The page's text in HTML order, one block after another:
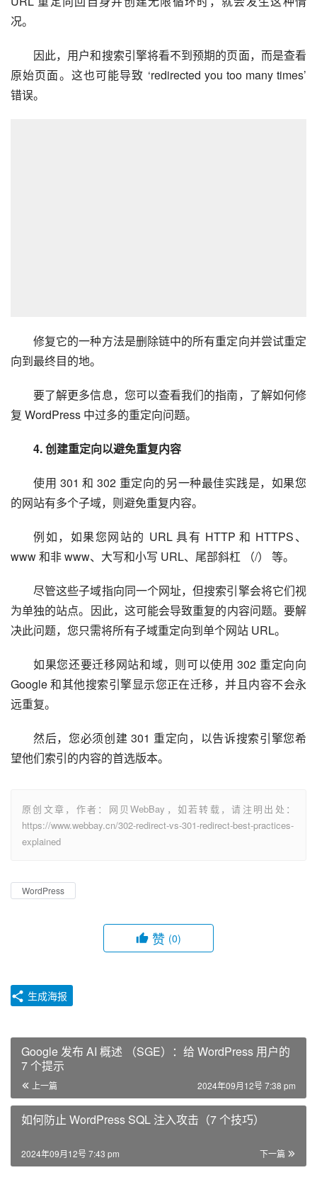
况。
因此，用户和搜索引擎将看不到预期的页面，而是查看
原始页面。这也可能导致 ‘redirected you too many times’
错误。
修复它的一种方法是删除链中的所有重定向并尝试重定
向到最终目的地。
要了解更多信息，您可以查看我们的指南，了解如何修
复 WordPress 中过多的重定向问题。
4. 创建重定向以避免重复内容
使用 301 和 302 重定向的另一种最佳实践是，如果您
的网站有多个子域，则避免重复内容。
例如，如果您网站的 URL 具有 HTTP 和 HTTPS、
www 和非 www、大写和小写 URL、尾部斜杠 （/） 等。
尽管这些子域指向同一个网址，但搜索引擎会将它们视
为单独的站点。因此，这可能会导致重复的内容问题。要解
决此问题，您只需将所有子域重定向到单个网站 URL。
如果您还要迁移网站和域，则可以使用 302 重定向向
Google 和其他搜索引擎显示您正在迁移，并且内容不会永
远重复。
然后，您必须创建 301 重定向，以告诉搜索引擎您希
望他们索引的内容的首选版本。
原创文章，作者：网贝WebBay，如若转载，请注明出处：
https://www.webbay.cn/302-redirect-vs-301-redirect-best-practices-
explained
WordPress
赞 (0)
生成海报
Google 发布 AI 概述 （SGE）：给 WordPress 用户的
7 个提示
上一篇 2024年09月12号 7:38 pm
如何防止 WordPress SQL 注入攻击（7 个技巧）
下一篇
2024年09月12号 7:43 pm